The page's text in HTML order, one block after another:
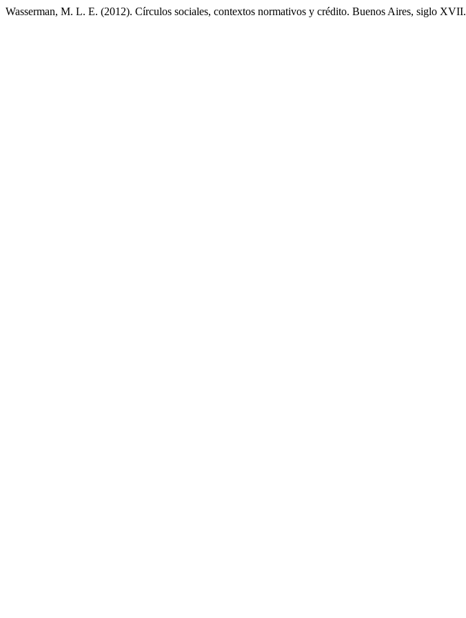
Wasserman, M. L. E. (2012). Círculos sociales, contextos normativos y crédito. Buenos Aires, siglo XVII.